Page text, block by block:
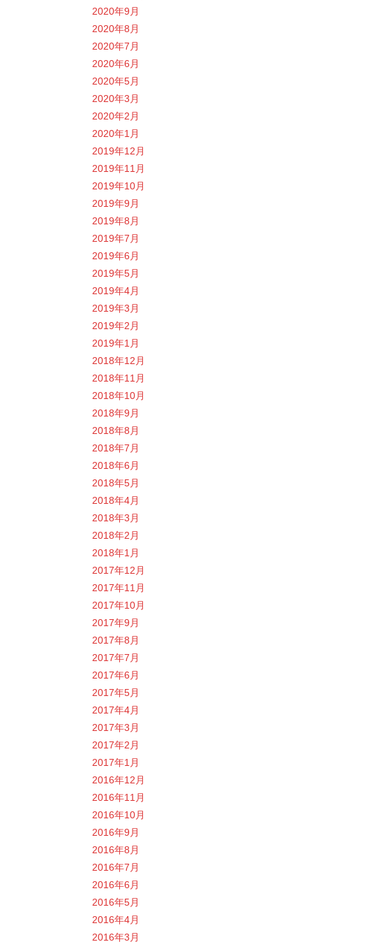
2020年9月
2020年8月
2020年7月
2020年6月
2020年5月
2020年3月
2020年2月
2020年1月
2019年12月
2019年11月
2019年10月
2019年9月
2019年8月
2019年7月
2019年6月
2019年5月
2019年4月
2019年3月
2019年2月
2019年1月
2018年12月
2018年11月
2018年10月
2018年9月
2018年8月
2018年7月
2018年6月
2018年5月
2018年4月
2018年3月
2018年2月
2018年1月
2017年12月
2017年11月
2017年10月
2017年9月
2017年8月
2017年7月
2017年6月
2017年5月
2017年4月
2017年3月
2017年2月
2017年1月
2016年12月
2016年11月
2016年10月
2016年9月
2016年8月
2016年7月
2016年6月
2016年5月
2016年4月
2016年3月